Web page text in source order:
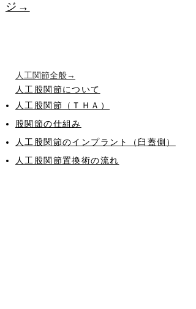
ジ→
​人工関節全般→
人工股関節について
人工股関節（ＴＨＡ）
股関節の仕組み
人工股関節のインプラント（臼蓋側）
​​人工股関節置換術の流れ